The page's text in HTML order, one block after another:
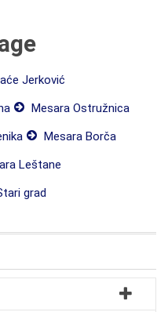
Jerković
Mesara Ostružnica
Mesara Borča
Leštane
grad